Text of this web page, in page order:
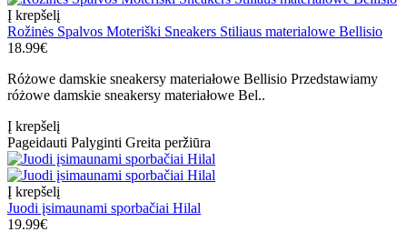
Į krepšelį
Rožinės Spalvos Moteriški Sneakers Stiliaus materialowe Bellisio
18.99€
Różowe damskie sneakersy materiałowe Bellisio Przedstawiamy
różowe damskie sneakersy materiałowe Bel..
Į krepšelį
Pageidauti Palyginti Greita peržiūra
Į krepšelį
Juodi įsimaunami sporbačiai Hilal
19.99€